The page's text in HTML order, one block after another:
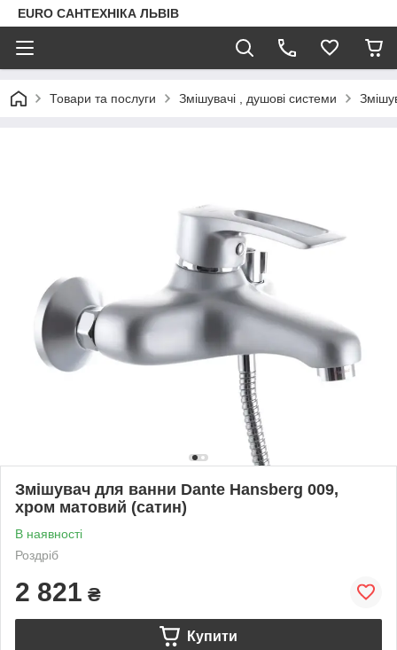
EURO САНТЕХНІКА ЛЬВІВ
Товари та послуги Змішувачі , душові системи
Змішувач для ванни Dante Hansberg 009,
хром матовий (сатин)
В наявності
Роздріб
2 821 ₴
Купити